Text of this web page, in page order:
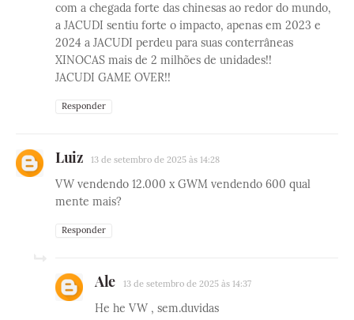
com a chegada forte das chinesas ao redor do mundo,
a JACUDI sentiu forte o impacto, apenas em 2023 e
2024 a JACUDI perdeu para suas conterrâneas
XINOCAS mais de 2 milhões de unidades!!
JACUDI GAME OVER!!
Responder
Luiz 13 de setembro de 2025 às 14:28
VW vendendo 12.000 x GWM vendendo 600 qual
mente mais?
Responder
Ale 13 de setembro de 2025 às 14:37
He he VW , sem.duvidas